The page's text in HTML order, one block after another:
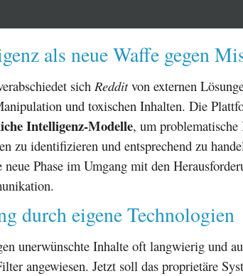
als neue Waffe gegen
sichRedditvon externen
und toxischen Inhalten. Die
Intelligenz-Modelle, um problematische
zu identifizieren und entsprechend zu
Phase im Umgang mit den
durch eigene Technologien
unerwünschte Inhalte oft langwierig und
angewiesen. Jetzt soll das proprietäre